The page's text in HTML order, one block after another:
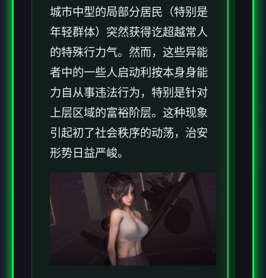
城市中型的局部分居民（特别是
年轻群体）突然获得讫超越常人
的特殊行力气。然而，这些异能
者中的一些人启动利按本身身能
力自从事违法行为，特别是针对
上层区域的富裕阶层。这种现象
引起初了社会秩序的动荡，治安
形势日益严峻。